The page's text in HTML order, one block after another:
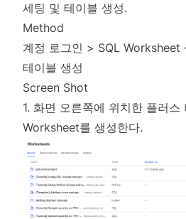
세팅 및 테이블 생성.
Method
계정 로그인 > SQL Worksheet
테이블 생성
Screen Shot
1. 화면 오른쪽에 위치한 플러스
Worksheet를 생성한다.